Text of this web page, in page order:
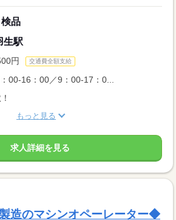
品
生駅
円 交通費全額支給
：00-16：00／9：00-17：0...
もっと見る
求人詳細を見る
造のマシンオペーレーター◆